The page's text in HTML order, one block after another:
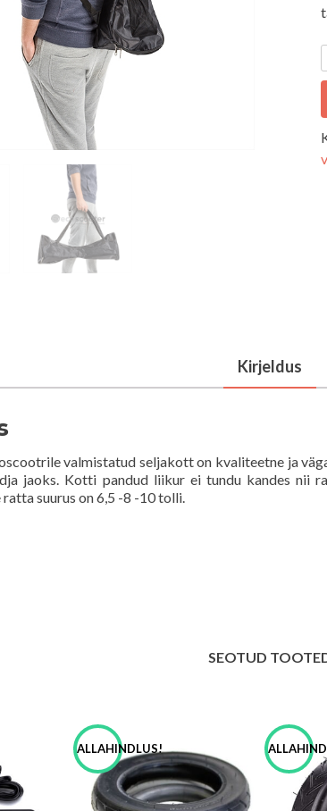
Kirjeldus
valmistatud seljakott on kvaliteetne ja
jaoks. Kotti pandud liikur ei tundu kandes nii
suurus on 6,5 -8 -10 tolli.
SEOTUD
ALLAHINDLUS!